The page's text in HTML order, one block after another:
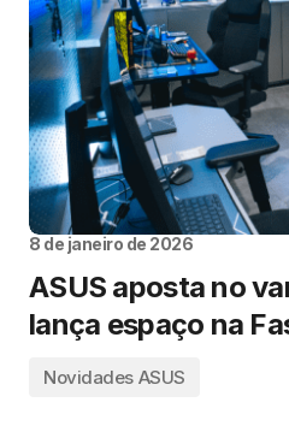
8 de janeiro de 2026
ASUS aposta no
lança espaço na
Novidades ASUS